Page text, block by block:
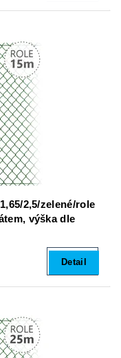
2,5/zelené/role
výška dle
Detail